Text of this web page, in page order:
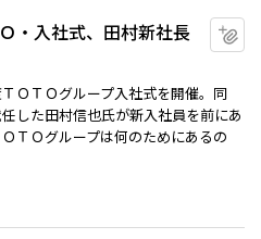
・入社式、田村新社長
ＯＴＯグループ入社式を開催。同
した田村信也氏が新入社員を前にあ
ＴＯグループは何のためにあるの